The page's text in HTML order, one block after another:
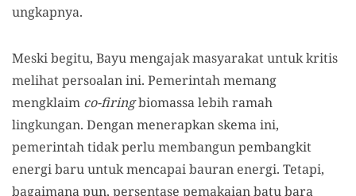
ungkapnya.
Meski begitu, Bayu mengajak masyarakat untuk kritis
melihat persoalan ini. Pemerintah memang
mengklaim co-firingbiomassa lebih ramah
lingkungan. Dengan menerapkan skema ini,
pemerintah tidak perlu membangun pembangkit
energi baru untuk mencapai bauran energi. Tetapi,
bagaimana pun, persentase pemakaian batu bara